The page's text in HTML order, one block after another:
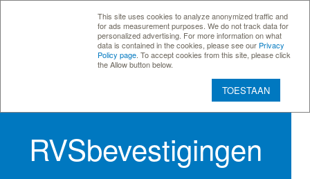
This site uses cookies to analyze anonymized traffic and
for ads measurement purposes. We do not track data for
personalized advertising. For more information on what
data is contained in the cookies, please see our Privacy
Policy page . To accept cookies from this site, please click
the Allow button below.
TOESTAAN
RVSbevestigingen